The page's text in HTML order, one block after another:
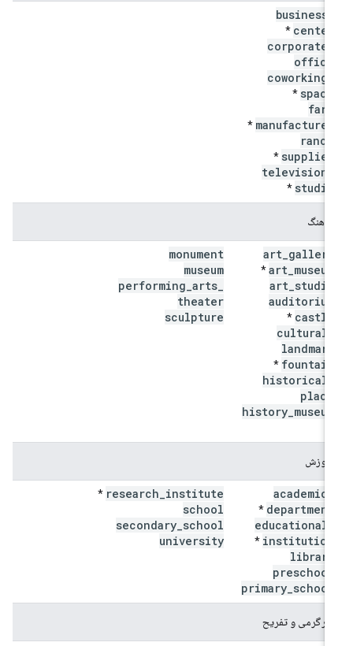
business
center
*
corporate
office
coworking
space
*
manufacturer
*
ranch
supplier
*
television
studio
*
art_gallery
art_museum
*
art_studio
auditorium
castle
*
cultural
landmark
fountain
*
historical
place
history_museum
monument
museum
performing_arts
theater
sculpture
آموزش
academic
department
*
educational
institution
*
library
preschool
primary_school
research_institute
*
school
secondary_school
university
سرگرمی و تفریح